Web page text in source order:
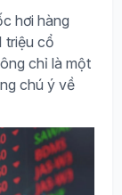
hơi hàng
triệu cổ
chỉ là một
chú ý về